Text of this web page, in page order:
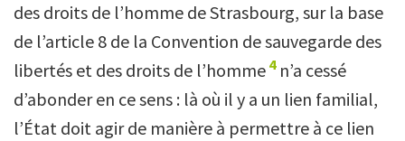
des droits de l’homme de Strasbourg, sur la base
de l’article 8 de la Convention de sauvegarde des
libertés et des droits de l’homme 4n’a cessé
d’abonder en ce sens : là où il y a un lien familial,
l’État doit agir de manière à permettre à ce lien